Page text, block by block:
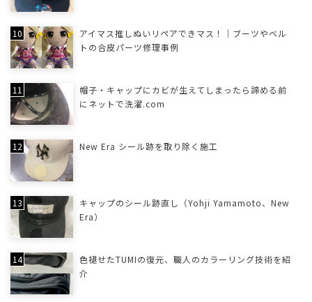
アイマス推しぬいリペアできマス！｜ブーツやベル
トの合皮パーツ修理事例
帽子・キャップにカビが生えてしまったら諦める前
にネットで洗濯.com
New Era シール跡を取り除く施工
キャップのシール跡直し（Yohji Yamamoto、New
Era）
色褪せたTUMIの復元、職人のカラーリング技術を紹
介